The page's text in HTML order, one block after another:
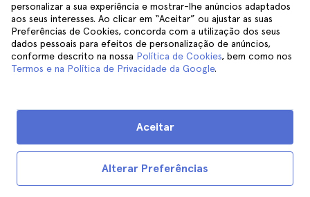
uma excursão para toda a família, verifique se
pode ir com os mais pequenos. Muitas vezes,
as crianças cansam-se rapidamenteou os
percursos não são adequados para elas.
Reserve a sua excursão a Taormina e ao Etna
Abaixo está uma tabela que
personalizar a sua experiência e mostrar-lhe anúncios adaptados
aos seus interesses. Ao clicar em “Aceitar” ou ajustar as suas
Preferências de Cookies, concorda com a utilização dos seus
dados pessoais para efeitos de personalização de anúncios,
conforme descrito na nossa Política de Cookies, bem como nos
Termos e na Política de Privacidade da Google.
Alterar Preferências
Aceitar